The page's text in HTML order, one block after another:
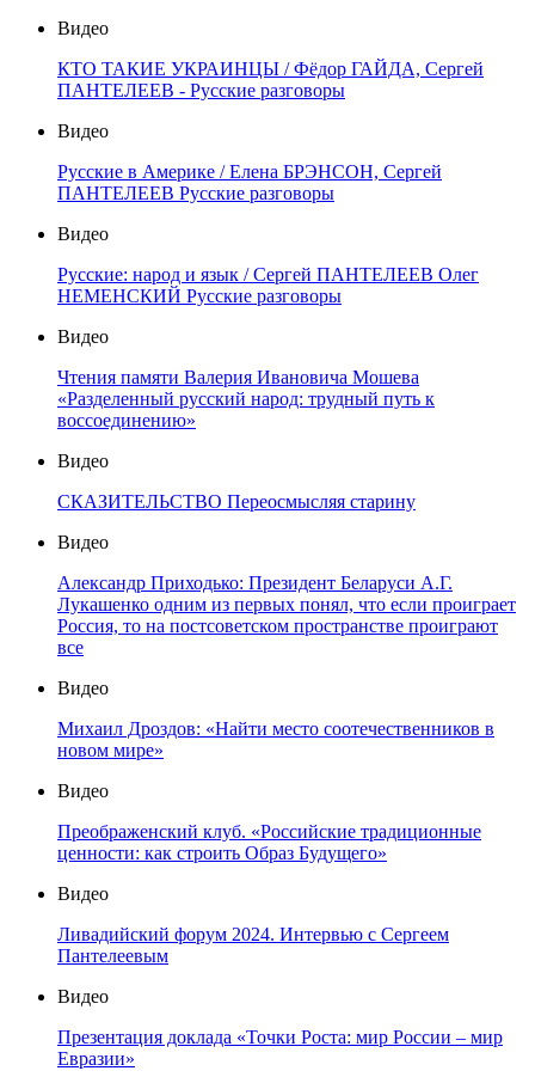
Видео
КТО ТАКИЕ УКРАИНЦЫ / Фёдор ГАЙДА, Сергей
ПАНТЕЛЕЕВ - Русские разговоры
Видео
Русские в Америке / Елена БРЭНСОН, Сергей
ПАНТЕЛЕЕВ Русские разговоры
Видео
Русские: народ и язык / Сергей ПАНТЕЛЕЕВ Олег
НЕМЕНСКИЙ Русские разговоры
Видео
Чтения памяти Валерия Ивановича Мошева
«Разделенный русский народ: трудный путь к
воссоединению»
Видео
СКАЗИТЕЛЬСТВО Переосмысляя старину
Видео
Александр Приходько: Президент Беларуси А.Г.
Лукашенко одним из первых понял, что если проиграет
Россия, то на постсоветском пространстве проиграют
все
Видео
Михаил Дроздов: «Найти место соотечественников в
новом мире»
Видео
Преображенский клуб. «Российские традиционные
ценности: как строить Образ Будущего»
Видео
Ливадийский форум 2024. Интервью с Сергеем
Пантелеевым
Видео
Презентация доклада «Точки Роста: мир России – мир
Евразии»